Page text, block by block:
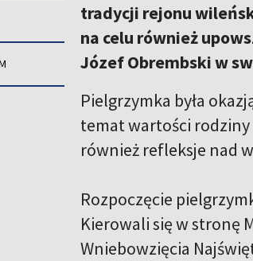
tradycji rejonu
na celu również
Józef Obrembski w
Pielgrzymka była
temat wartości rodziny
również refleksje nad
Rozpoczęcie
Kierowali się w stronę
Wniebowzięcia